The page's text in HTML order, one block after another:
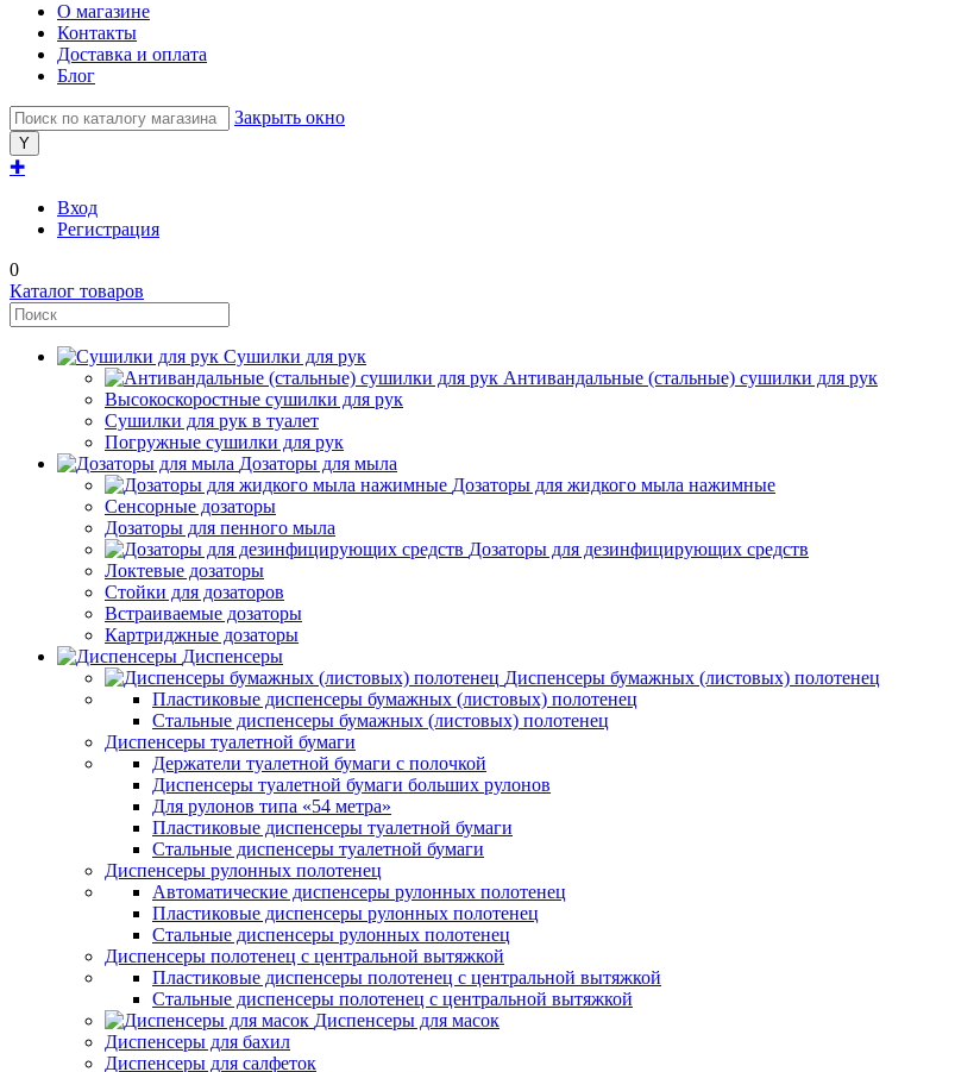
О магазине
Контакты
Доставка и оплата
Блог
Закрыть окно
✚
Вход
Регистрация
0
Каталог товаров
Сушилки для рук
Антивандальные (стальные) сушилки для рук
Высокоскоростные сушилки для рук
Сушилки для рук в туалет
Погружные сушилки для рук
Дозаторы для мыла
Дозаторы для жидкого мыла нажимные
Сенсорные дозаторы
Дозаторы для пенного мыла
Дозаторы для дезинфицирующих средств
Локтевые дозаторы
Стойки для дозаторов
Встраиваемые дозаторы
Картриджные дозаторы
Диспенсеры
Диспенсеры бумажных (листовых) полотенец
Пластиковые диспенсеры бумажных (листовых) полотенец
Стальные диспенсеры бумажных (листовых) полотенец
Диспенсеры туалетной бумаги
Держатели туалетной бумаги с полочкой
Диспенсеры туалетной бумаги больших рулонов
Для рулонов типа «54 метра»
Пластиковые диспенсеры туалетной бумаги
Стальные диспенсеры туалетной бумаги
Диспенсеры рулонных полотенец
Автоматические диспенсеры рулонных полотенец
Пластиковые диспенсеры рулонных полотенец
Стальные диспенсеры рулонных полотенец
Диспенсеры полотенец с центральной вытяжкой
Пластиковые диспенсеры полотенец с центральной вытяжкой
Стальные диспенсеры полотенец с центральной вытяжкой
Диспенсеры для масок
Диспенсеры для бахил
Диспенсеры для салфеток